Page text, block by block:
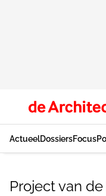
ActueelDossiersFocus
Project van